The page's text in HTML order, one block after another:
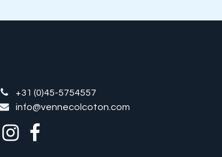
+31 (0)45-5754557
info@vennecolcoton.com